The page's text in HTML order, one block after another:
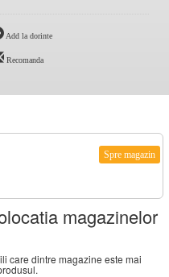
Add la dorinte
Recomanda
Spre magazin
magazinelor
care dintre magazine este mai